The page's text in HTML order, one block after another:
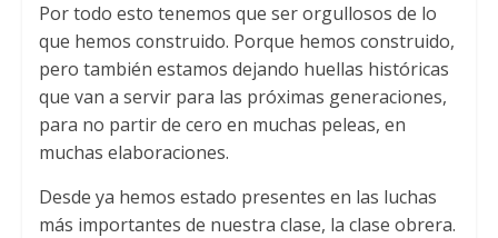
Por todo esto tenemos que ser orgullosos de lo
que hemos construido. Porque hemos construido,
pero también estamos dejando huellas históricas
que van a servir para las próximas generaciones,
para no partir de cero en muchas peleas, en
muchas elaboraciones.
Desde ya hemos estado presentes en las luchas
más importantes de nuestra clase, la clase obrera.